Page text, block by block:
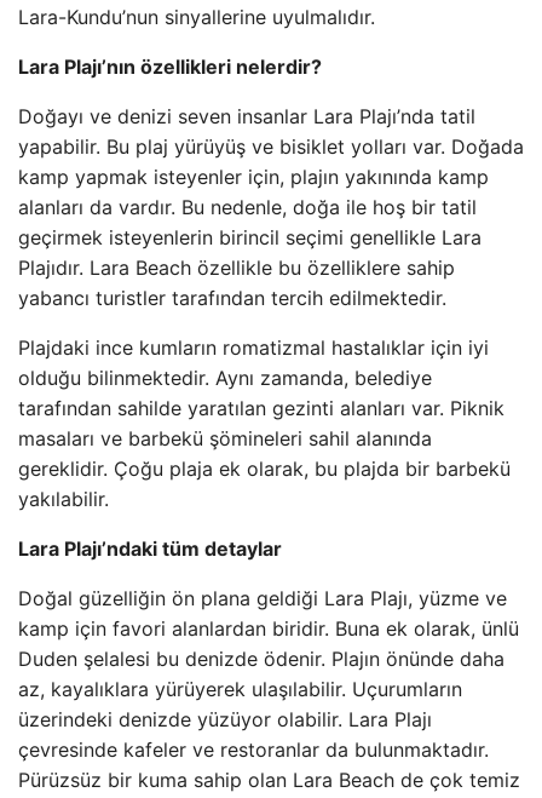
Lara-Kundu’nun sinyallerine uyulmalıdır.
Lara Plajı’nın özellikleri nelerdir?
Doğayı ve denizi seven insanlar Lara Plajı’nda tatil
yapabilir. Bu plaj yürüyüş ve bisiklet yolları var. Doğada
kamp yapmak isteyenler için, plajın yakınında kamp
alanları da vardır. Bu nedenle, doğa ile hoş bir tatil
geçirmek isteyenlerin birincil seçimi genellikle Lara
Plajıdır. Lara Beach özellikle bu özelliklere sahip
yabancı turistler tarafından tercih edilmektedir.
Plajdaki ince kumların romatizmal hastalıklar için iyi
olduğu bilinmektedir. Aynı zamanda, belediye
tarafından sahilde yaratılan gezinti alanları var. Piknik
masaları ve barbekü şömineleri sahil alanında
gereklidir. Çoğu plaja ek olarak, bu plajda bir barbekü
yakılabilir.
Lara Plajı’ndaki tüm detaylar
Doğal güzelliğin ön plana geldiği Lara Plajı, yüzme ve
kamp için favori alanlardan biridir. Buna ek olarak, ünlü
Duden şelalesi bu denizde ödenir. Plajın önünde daha
az, kayalıklara yürüyerek ulaşılabilir. Uçurumların
üzerindeki denizde yüzüyor olabilir. Lara Plajı
çevresinde kafeler ve restoranlar da bulunmaktadır.
Pürüzsüz bir kuma sahip olan Lara Beach de çok temiz